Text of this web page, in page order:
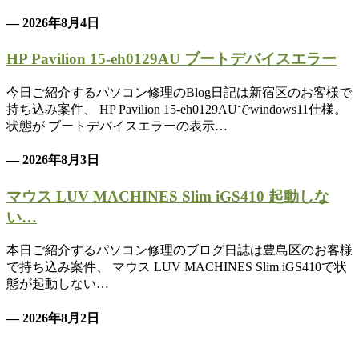
— 2026年8月4日
HP Pavilion 15-eh0129AU ブートデバイスエラー
今日ご紹介するパソコン修理のBlog日記は新宿区のお客様で
持ち込み案件、 HP Pavilion 15-eh0129AUでwindows11仕様。
状態が ブートデバイスエラーの表示…
— 2026年8月3日
マウス LUV MACHINES Slim iGS410 起動しな
い…
本日ご紹介するパソコン修理のブログ日誌は豊島区のお客様
で持ち込み案件、 マウス LUV MACHINES Slim iGS410で状
態が起動しない…
— 2026年8月2日